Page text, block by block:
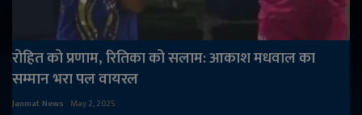
रोहित को प्रणाम, रितिका को सलाम: आकाश मधवाल का
सम्मान भरा पल वायरल
Janmat News May 2, 2025